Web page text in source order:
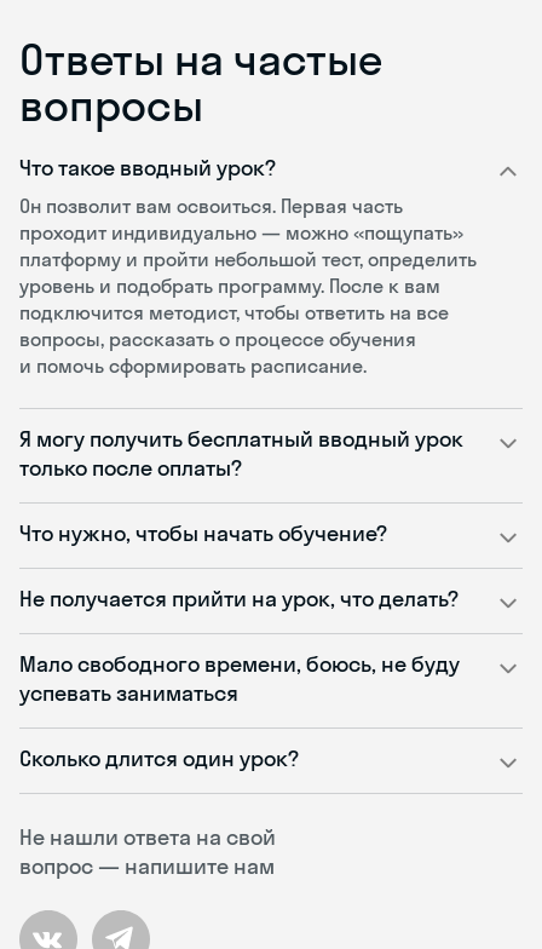
Ответы на частые
вопросы
Не нашли ответа на свой
вопрос — напишите нам
Что такое вводный урок?
Он позволит вам освоиться. Первая часть
проходит индивидуально — можно «пощупать»
платформу и пройти небольшой тест, определить
уровень и подобрать программу. После к вам
подключится методист, чтобы ответить на все
вопросы, рассказать о процессе обучения
и помочь сформировать расписание.
Я могу получить бесплатный вводный урок
только после оплаты?
Что нужно, чтобы начать обучение?
Не получается прийти на урок, что делать?
Мало свободного времени, боюсь, не буду
успевать заниматься
Сколько длится один урок?